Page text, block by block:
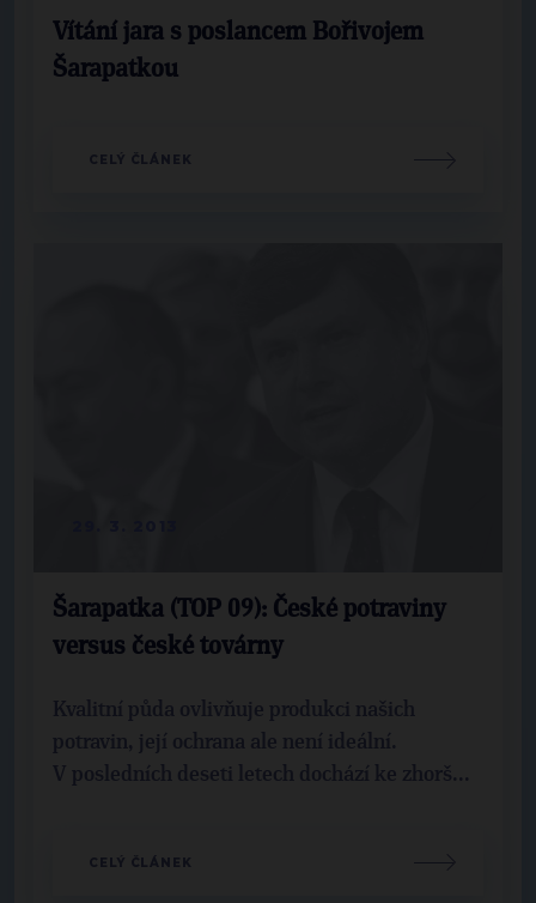
Vítání jara s poslancem Bořivojem
Šarapatkou
CELÝ ČLÁNEK
Šarapatka (TOP 09): České potraviny
versus české továrny
Kvalitní půda ovlivňuje produkci našich
potravin, její ochrana ale není ideální.
V posledních deseti letech dochází ke zhorš...
CELÝ ČLÁNEK